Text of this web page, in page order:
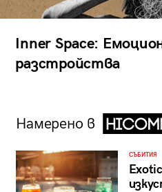
Inner Space:
разстройства
Намерено в
СЪБИТИЯ